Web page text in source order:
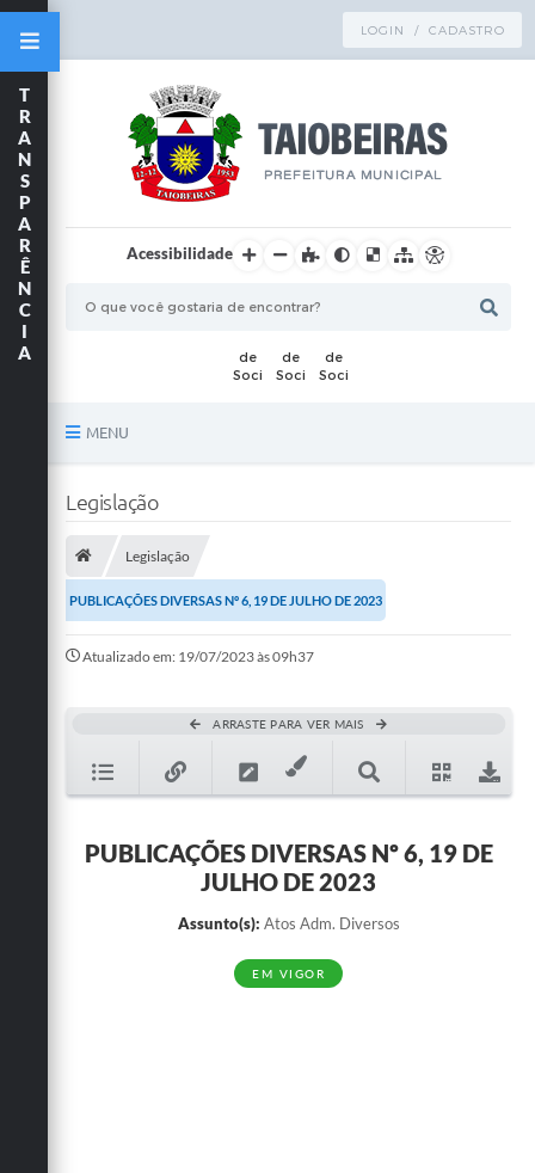
LOGIN / CADASTRO
Acessibilidade
MENU
Publicações
A Prefeitura
Ouvidoria
Legislação
T
R
A
N
S
P
A
R
Ê
N
C
I
A
Legislação
Legislação
PUBLICAÇÕES DIVERSAS Nº 6, 19 DE JULHO DE 2023
Atualizado em: 19/07/2023 às 09h37
ARRASTE PARA VER MAIS
PUBLICAÇÕES DIVERSAS Nº 6, 19 DE
JULHO DE 2023
Assunto(s): Atos Adm. Diversos
EM VIGOR